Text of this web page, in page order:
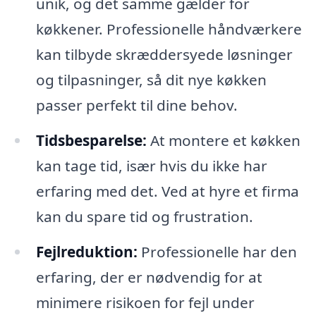
køkkener. Professionelle håndværkere
kan tilbyde skræddersyede løsninger
og tilpasninger, så dit nye køkken
passer perfekt til dine behov.
Tidsbesparelse: At montere et køkken
kan tage tid, især hvis du ikke har
erfaring med det. Ved at hyre et firma
kan du spare tid og frustration.
Fejlreduktion: Professionelle har den
erfaring, der er nødvendig for at
minimere risikoen for fejl under